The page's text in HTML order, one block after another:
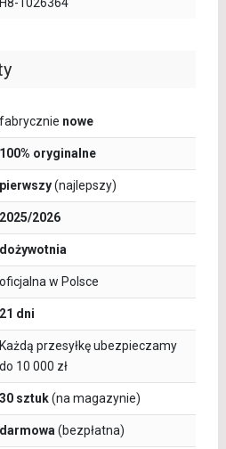
fabrycznie nowe
100% oryginalne
pierwszy(najlepszy)
2025/2026
dożywotnia
oficjalna w Polsce
21 dni
Każdą przesyłkę ubezpieczamy
do 10 000 zł
30 sztuk(na magazynie)
darmowa (bezpłatna)